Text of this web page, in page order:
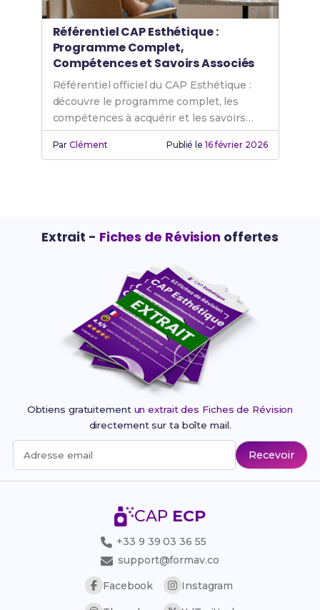
Référentiel CAP Esthétique :
Programme Complet,
Compétences et Savoirs Associés
Référentiel officiel du CAP Esthétique :
découvre le programme complet, les
compétences à acquérir et les savoirs
associés. Guide détaillé et actualisé.
ParClément Publié le 16 février 2026
Extrait - Fiches de Révision offertes
Obtiens gratuitement un extrait des Fiches de Révision
directement sur ta boîte mail.
Adresse email Recevoir
CAP ECP
+33 9 39 03 36 55
support@formav.co
Facebook
Instagram